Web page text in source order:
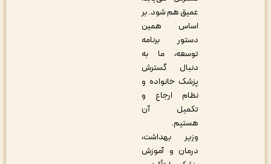
عمیق هم شود. بر
اساس همین
دستور برنامه
توسعه، ما به
دنبال گسترش
پزشک خانواده و
نظام ارجاع و
تکمیل آن
وزیر بهداشت،
درمان و آموزش